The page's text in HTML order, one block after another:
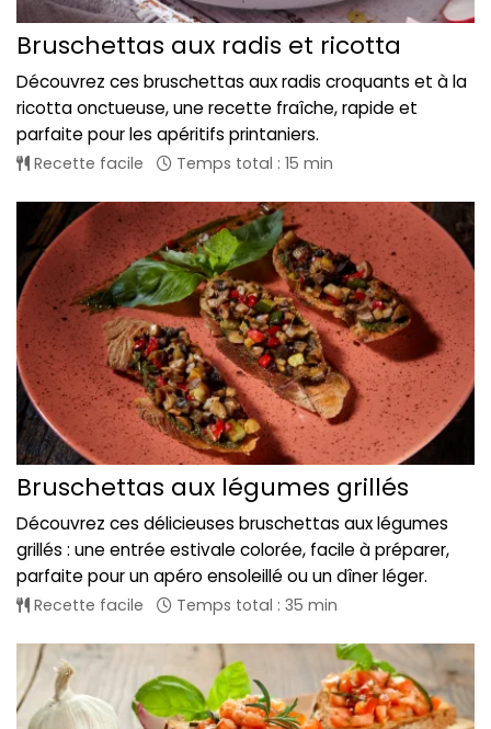
Bruschettas aux radis et ricotta
Découvrez ces bruschettas aux radis croquants et à la
ricotta onctueuse, une recette fraîche, rapide et
parfaite pour les apéritifs printaniers.
Recette facile Temps total : 15 min
Bruschettas aux légumes grillés
Découvrez ces délicieuses bruschettas aux légumes
grillés : une entrée estivale colorée, facile à préparer,
parfaite pour un apéro ensoleillé ou un dîner léger.
Recette facile Temps total : 35 min